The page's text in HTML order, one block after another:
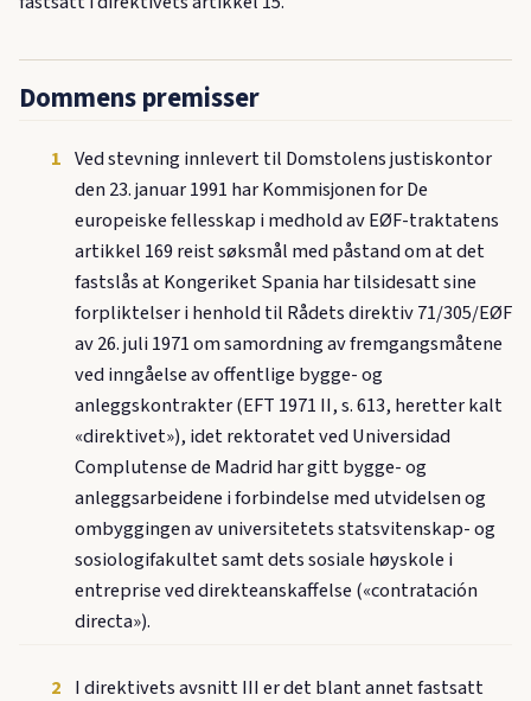
Dommens premisser
1 Ved stevning innlevert til Domstolens justiskontor
den 23. januar 1991 har Kommisjonen for De
europeiske fellesskap i medhold av EØF-traktatens
artikkel 169 reist søksmål med påstand om at det
fastslås at Kongeriket Spania har tilsidesatt sine
forpliktelser i henhold til Rådets direktiv 71/305/EØF
av 26. juli 1971 om samordning av fremgangsmåtene
ved inngåelse av offentlige bygge- og
anleggskontrakter (EFT 1971 II, s. 613, heretter kalt
«direktivet»), idet rektoratet ved Universidad
Complutense de Madrid har gitt bygge- og
anleggsarbeidene i forbindelse med utvidelsen og
ombyggingen av universitetets statsvitenskap- og
sosiologifakultet samt dets sosiale høyskole i
entreprise ved direkteanskaffelse («contratación
directa»).
2 I direktivets avsnitt III er det blant annet fastsatt